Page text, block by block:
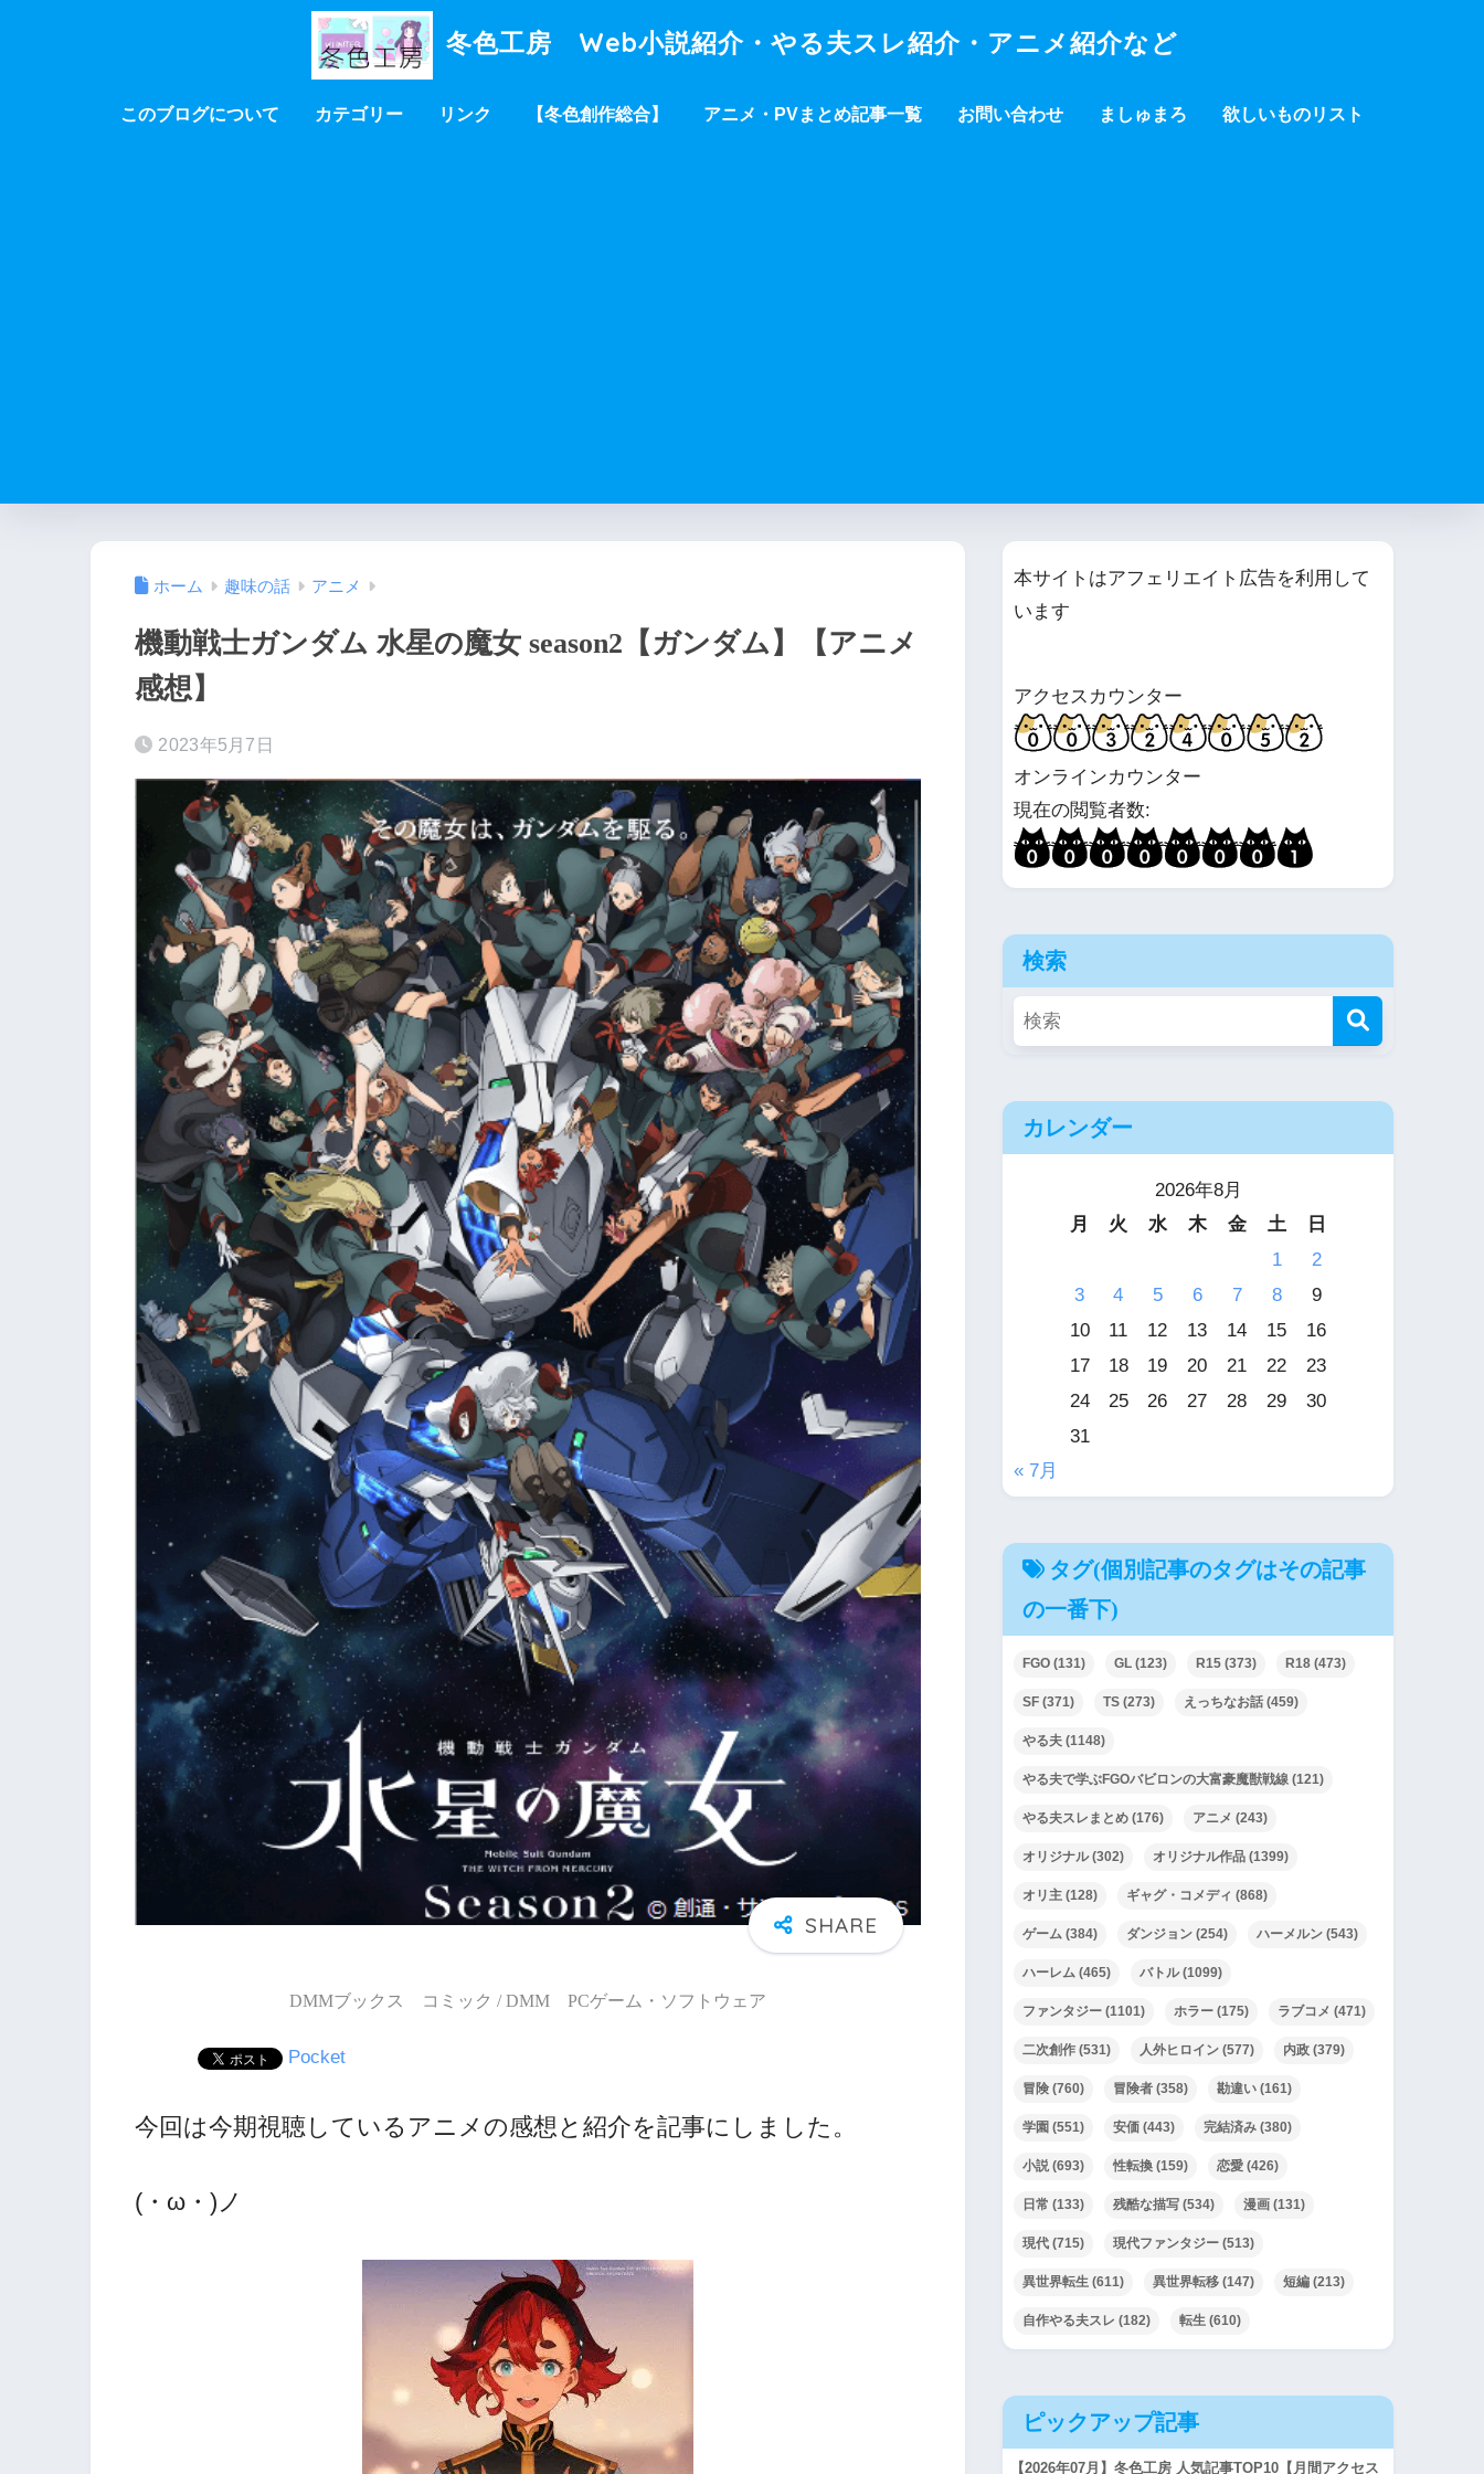
冬色工房 Web小説紹介・やる夫スレ紹介・アニメ紹介など
このブログについて カテゴリー リンク 【冬色創作総合】 アニメ・PVまとめ記事一覧 お問い合わせ ましゅまろ 欲しいものリスト
ホーム 趣味の話 アニメ
機動戦士ガンダム 水星の魔女 season2【ガンダム】【アニメ
感想】
2023年5月7日
DMMブックス コミック / DMM PCゲーム・ソフトウェア
Pocket
今回は今期視聴しているアニメの感想と紹介を記事にしました。
(・ω・)ノ
本サイトはアフェリエイト広告を利用して
います
アクセスカウンター
オンラインカウンター
現在の閲覧者数:
検索
カレンダー
2026年8月
月
火 水 木 金 土
日
1
2
3
4 5 6 7 8
9
10
11 12 13 14 15
16
17
18 19 20 21 22
23
24
25 26 27 28 29
30
31
« 7月
タグ(個別記事のタグはその記事
の一番下)
FGO (131) GL (123) R15 (373) R18 (473)
SF (371) TS (273) えっちなお話 (459)
やる夫 (1148)
やる夫で学ぶFGOバビロンの大富豪魔獣戦線 (121)
やる夫スレまとめ (176) アニメ (243)
オリジナル(302) オリジナル作品 (1399)
オリ主 (128) ギャグ・コメディ (868)
ゲーム (384) ダンジョン (254) ハーメルン (543)
ハーレム (465) バトル(1099)
ファンタジー (1101) ホラー (175) ラブコメ (471)
二次創作 (531) 人外ヒロイン (577) 内政 (379)
冒険 (760) 冒険者 (358) 勘違い (161)
学園 (551) 安価 (443) 完結済み (380)
小説(693) 性転換 (159) 恋愛 (426)
日常 (133) 残酷な描写 (534) 漫画 (131)
現代 (715) 現代ファンタジー (513)
異世界転生 (611) 異世界転移 (147) 短編 (213)
自作やる夫スレ (182) 転生 (610)
ピックアップ記事
【2026年07月】冬色工房 人気記事TOP10【月間アクセス